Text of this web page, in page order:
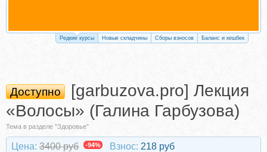
Редкие курсы Новые складчины Сборы взносов Баланс и кешбек
Доступно
[garbuzova.pro] Лекция
«Волосы» (Галина Гарбузова)
Тема в разделе "Здоровье"
Цена: 3400 руб -94% Взнос: 218 руб